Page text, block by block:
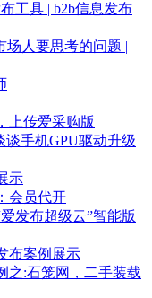
工具 | b2b信息发布
场人要思考的问题 |
上传爱采购版
谈手机GPU驱动升级
示
会员代开
发布超级云”智能版
布案例展示
之:石笼网，二手装载